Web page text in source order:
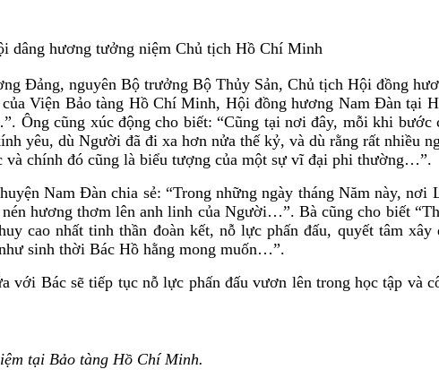
dâng hương tưởng niệm Chủ tịch Hồ Chí Minh
Đảng, nguyên Bộ trưởng Bộ Thủy Sản, Chủ tịch Hội đồng
Viện Bảo tàng Hồ Chí Minh, Hội đồng hương Nam Đàn tại
Ông cũng xúc động cho biết: “Cũng tại nơi đây, mỗi khi bước
yêu, dù Người đã đi xa hơn nửa thế kỷ, và dù rằng rất nhiều
và chính đó cũng là biểu tượng của một sự vĩ đại phi thường…”.
Nam Đàn chia sẻ: “Trong những ngày tháng Năm này,
hương thơm lên anh linh của Người…”. Bà cũng cho biết
cao nhất tinh thần đoàn kết, nỗ lực phấn đấu, quyết tâm
sinh thời Bác Hồ hằng mong muốn…”.
Bác sẽ tiếp tục nỗ lực phấn đấu vươn lên trong học tập và
tại Bảo tàng Hồ Chí Minh.